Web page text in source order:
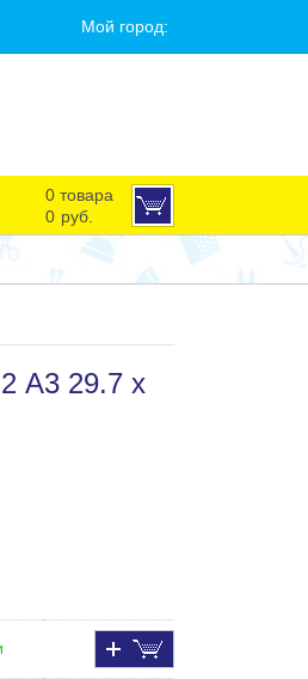
Мой город:
0 товара
0 руб.
A3 29.7 х